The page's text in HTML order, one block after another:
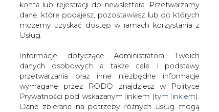
konta lub rejestracji do newslettera. Przetwarzamy
dane, które podajesz, pozostawiasz lub do których
możemy uzyskać dostęp w ramach korzystania z
Usług.
Informacje dotyczące Administratora Twoich
danych osobowych a także cele i podstawy
przetwarzania oraz inne niezbędne informacje
wymagane przez RODO znajdziesz w Polityce
Prywatności pod wskazanym linkiem (tym linkiem).
Dane zbierane na potrzeby różnych usług mogą
Strona główna RYNEK PALIW
Będą zmiany w
zarządzie JSW?
2019-06-10 00:00
skomentuj
udostępnij: